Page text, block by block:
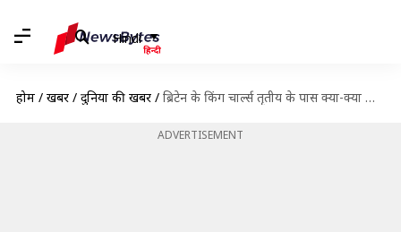
Hindi
होम / खबरें / दुनिया की खबरें / ब्रिटेन के किंग चार्ल्स तृतीय के पास क्या-क्या जिम्मेदारियां होंगी?
ADVERTISEMENT